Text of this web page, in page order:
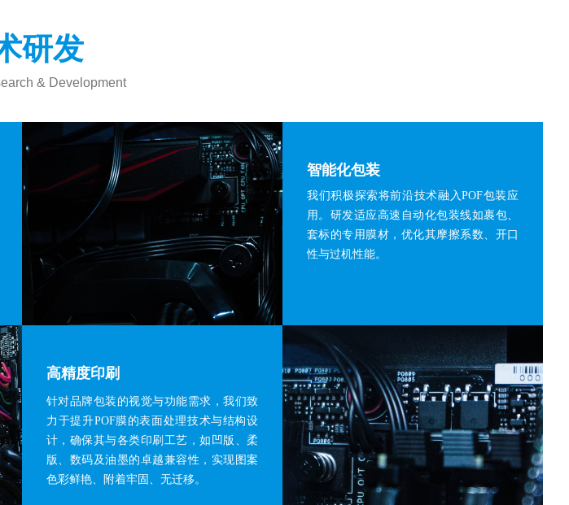
研发
& Development
我们积极探索将前沿技术融入POF包装应
用。研发适应高速自动化包装线如裹包、
套标的专用膜材，优化其摩擦系数、开口
性与过机性能。
智能化包装
针对品牌包装的视觉与功能需求，我们致
力于提升POF膜的表面处理技术与结构设
计，确保其与各类印刷工艺，如凹版、柔
版、数码及油墨的卓越兼容性，实现图案
色彩鲜艳、附着牢固、无迁移。
高精度印刷